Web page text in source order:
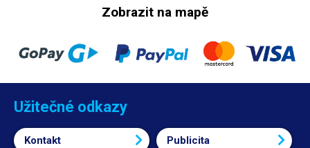
Zobrazit na mapě
Užitečné odkazy
Kontakt Publicita